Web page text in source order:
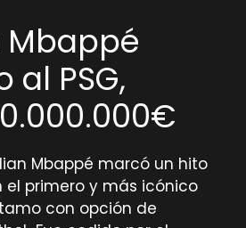
Mbappé
al PSG,
Mbappé marcó un hito
el primero y más icónico
con opción de